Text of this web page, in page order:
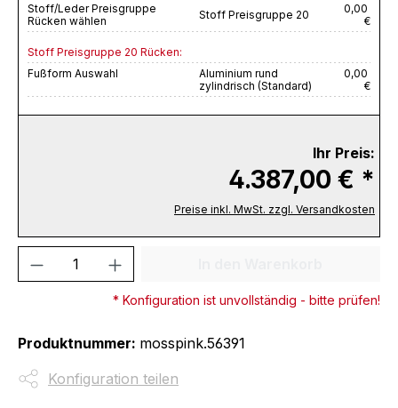
Stoff/Leder Preisgruppe
Rücken wählen
Stoff Preisgruppe 20
0,00
€
Stoff Preisgruppe 20 Rücken:
Fußform Auswahl
Aluminium rund
zylindrisch (Standard)
0,00
€
Ihr Preis:
4.387,00 € *
Preise inkl. MwSt. zzgl. Versandkosten
Produkt Anzahl: Gib den
* Konfiguration ist unvollständig - bitte prüfen!
Produktnummer: mosspink.56391
Konfiguration teilen